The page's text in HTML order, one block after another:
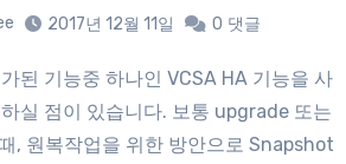
2017년 12월 11일 0 댓글
실 점이 있습니다. 보통 upgrade 또는
, 원복작업을 위한 방안으로 Snapshot